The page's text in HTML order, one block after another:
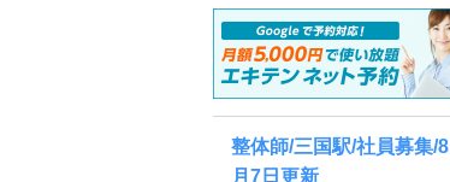
整体師/三国駅/社員募集/8
月7日更新